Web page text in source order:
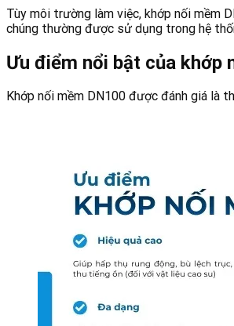
Tùy môi trường làm việc, khớp nối mềm
chúng thường được sử dụng trong hệ
Ưu điểm nổi bật của khớp
Khớp nối mềm DN100 được đánh giá là